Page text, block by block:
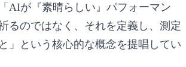
AIが『素晴らしい』パフォーマン
るのではなく、それを定義し、測定
」という核心的な概念を提唱してい